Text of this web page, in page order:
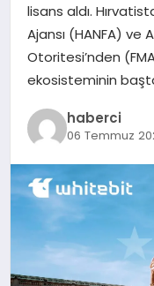
lisans aldı.
Ajansı (HANFA) ve
Otoritesi’nden
ekosisteminin
haberci
06 Temmuz